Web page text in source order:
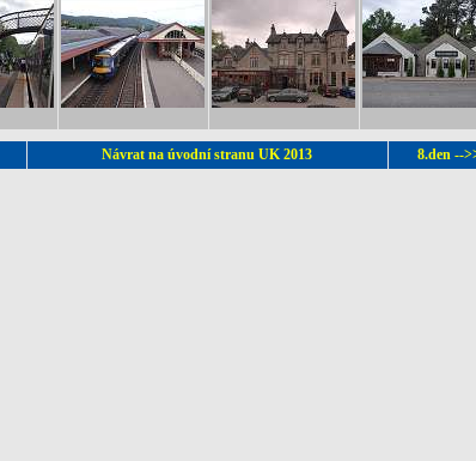
Návrat na úvodní stranu UK 2013 8.den --